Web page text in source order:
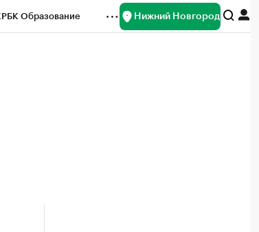
РБК Образование Нижний Новгород